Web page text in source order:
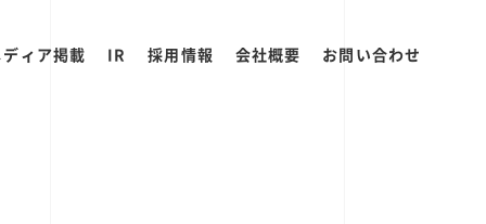
ィア掲載 IR 採用情報 会社概要 お問い合わせ